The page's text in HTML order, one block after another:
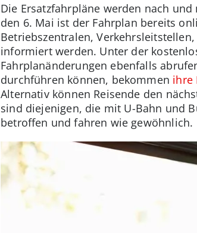
Die Ersatzfahrpläne werden nach
den 6. Mai ist der Fahrplan bereits
Betriebszentralen,
informiert werden. Unter der
Fahrplanänderungen ebenfalls
durchführen können, bekommen ihre
Alternativ können Reisende den
sind diejenigen, die mit U-Bahn und
betroffen und fahren wie gewöhnlich.